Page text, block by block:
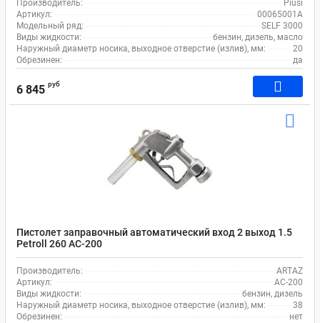
Производитель:
Piusi
Артикул:
00065001A
Модельный ряд:
SELF 3000
Виды жидкости:
бензин, дизель, масло
Наружный диаметр носика, выходное отверстие (излив), мм:
20
Обрезинен:
да
6 845 руб
Пистолет заправочный автоматический вход 2 выход 1.5
Petroll 260 AC-200
Производитель:
ARTAZ
Артикул:
AC-200
Виды жидкости:
бензин, дизель
Наружный диаметр носика, выходное отверстие (излив), мм:
38
Обрезинен:
нет